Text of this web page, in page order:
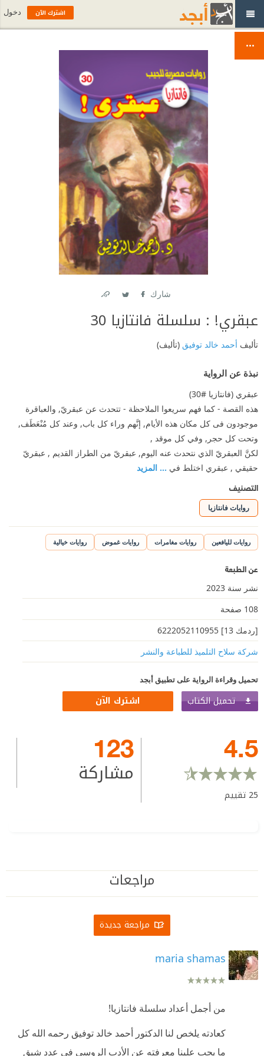
شارك
عبقري! : سلسلة فانتازيا 30
تأليف أحمد خالد توفيق (تأليف)
نبذة عن الرواية
عبقري (فانتازيا #30)
هذه القصة - كما فهم سريعوا الملاحظة - تتحدث عن عبقريّ, والعباقرة
موجودون فى كل مكان هذه الأيام, إنَّهم وراء كل باب, وعند كل مُنْعَطَف,
وتحت كل حجر, وفي كل موقد ,
لكنَّ العبقريّ الذي نتحدث عنه اليوم, عبقريّ من الطراز القديم , عبقريّ
حقيقي , عبقري اختلط في ... المزيد
التصنيف
روايات فانتازيا
روايات لليافعين روايات مغامرات روايات غموض روايات خيالية
عن الطبعة
نشر سنة 2023
108 صفحة
[ردمك 13] 6222052110955
شركة سلاح التلميذ للطباعة والنشر
تحميل وقراءة الرواية على تطبيق أبجد
تحميل الكتاب اشترك الآن
4.5
25 تقييم
123
مشاركة
مراجعات
مراجعة جديدة
maria shamas
من أجمل أعداد سلسلة فانتازيا!
كعادته يلخص لنا الدكتور أحمد خالد توفيق رحمه الله كل
ما يجب علينا معرفته عن الأدب الروسي في عددٍ شيق
اشترك الآن دخول